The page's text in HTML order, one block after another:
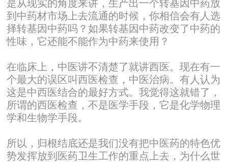
是从现实的角度来讲，生产出一个转基因中药放
到中药材市场上去流通的时候，你相信会有人选
择转基因中药吗？如果转基因中药改变了中药的
性味，它还能不能作为中药来使用？
在临床上，中医讲不清楚了就讲西医。现在有一
个最大的误区叫西医检查，中医治病。有人认为
这是中西医结合的最好方式。我觉得这就错了，
所谓的西医检查，不是医学手段，它是化学物理
学和生物学手段。
所以，归根结底还是我们没有把中医药的特色优
势发挥放到医药卫生工作的重点上去，为什么世